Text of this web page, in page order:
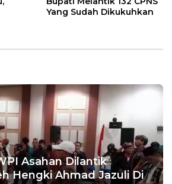
Yang Sudah Dikukuhkan
Asahan Dilantik
Hengki Ahmad Jazuli Di